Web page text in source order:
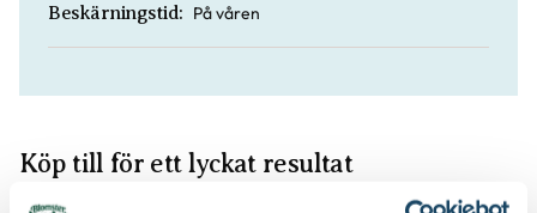
Beskärningstid: På våren
Köp till för ett lyckat resultat